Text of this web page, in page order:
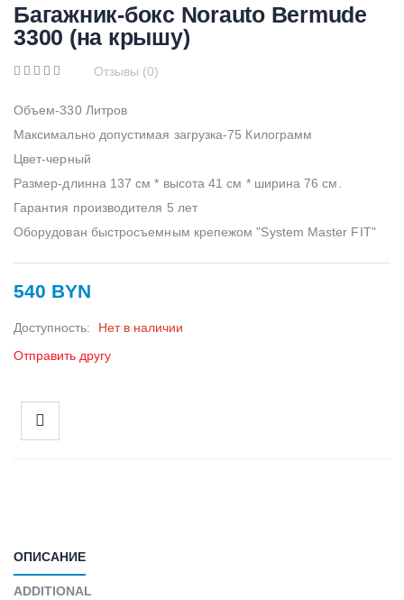
Багажник-бокс Norauto Bermude
3300 (на крышу)
Отзывы (0)
Объем-330 Литров
Максимально допустимая загрузка-75 Килограмм
Цвет-черный
Размер-длинна 137 см * высота 41 см * ширина 76 см.
Гарантия производителя 5 лет
Оборудован быстросъемным крепежом "System Master FIT"
540 BYN
Доступность:
Нет в наличии
Отправить другу
ОПИСАНИЕ
ADDITIONAL